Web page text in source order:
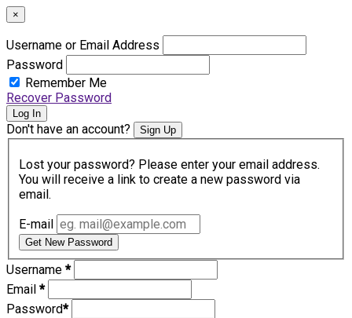
×
Username or Email Address
Password
Remember Me
Recover Password
Log In
Don't have an account? Sign Up
Lost your password? Please enter your email address.
You will receive a link to create a new password via
email.
E-mail
Get New Password
Username *
Email *
Password*